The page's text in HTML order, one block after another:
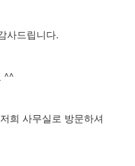
사드립니다.
^^
희 사무실로 방문하셔